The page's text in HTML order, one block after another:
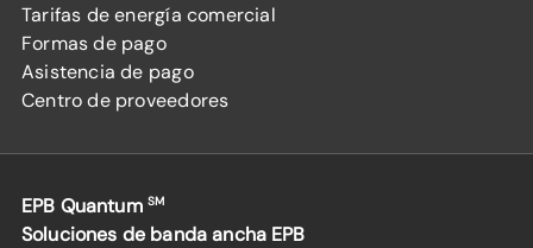
Tarifas de energía comercial
Formas de pago
Asistencia de pago
Centro de proveedores
EPB Quantum SM
Soluciones de banda ancha EPB